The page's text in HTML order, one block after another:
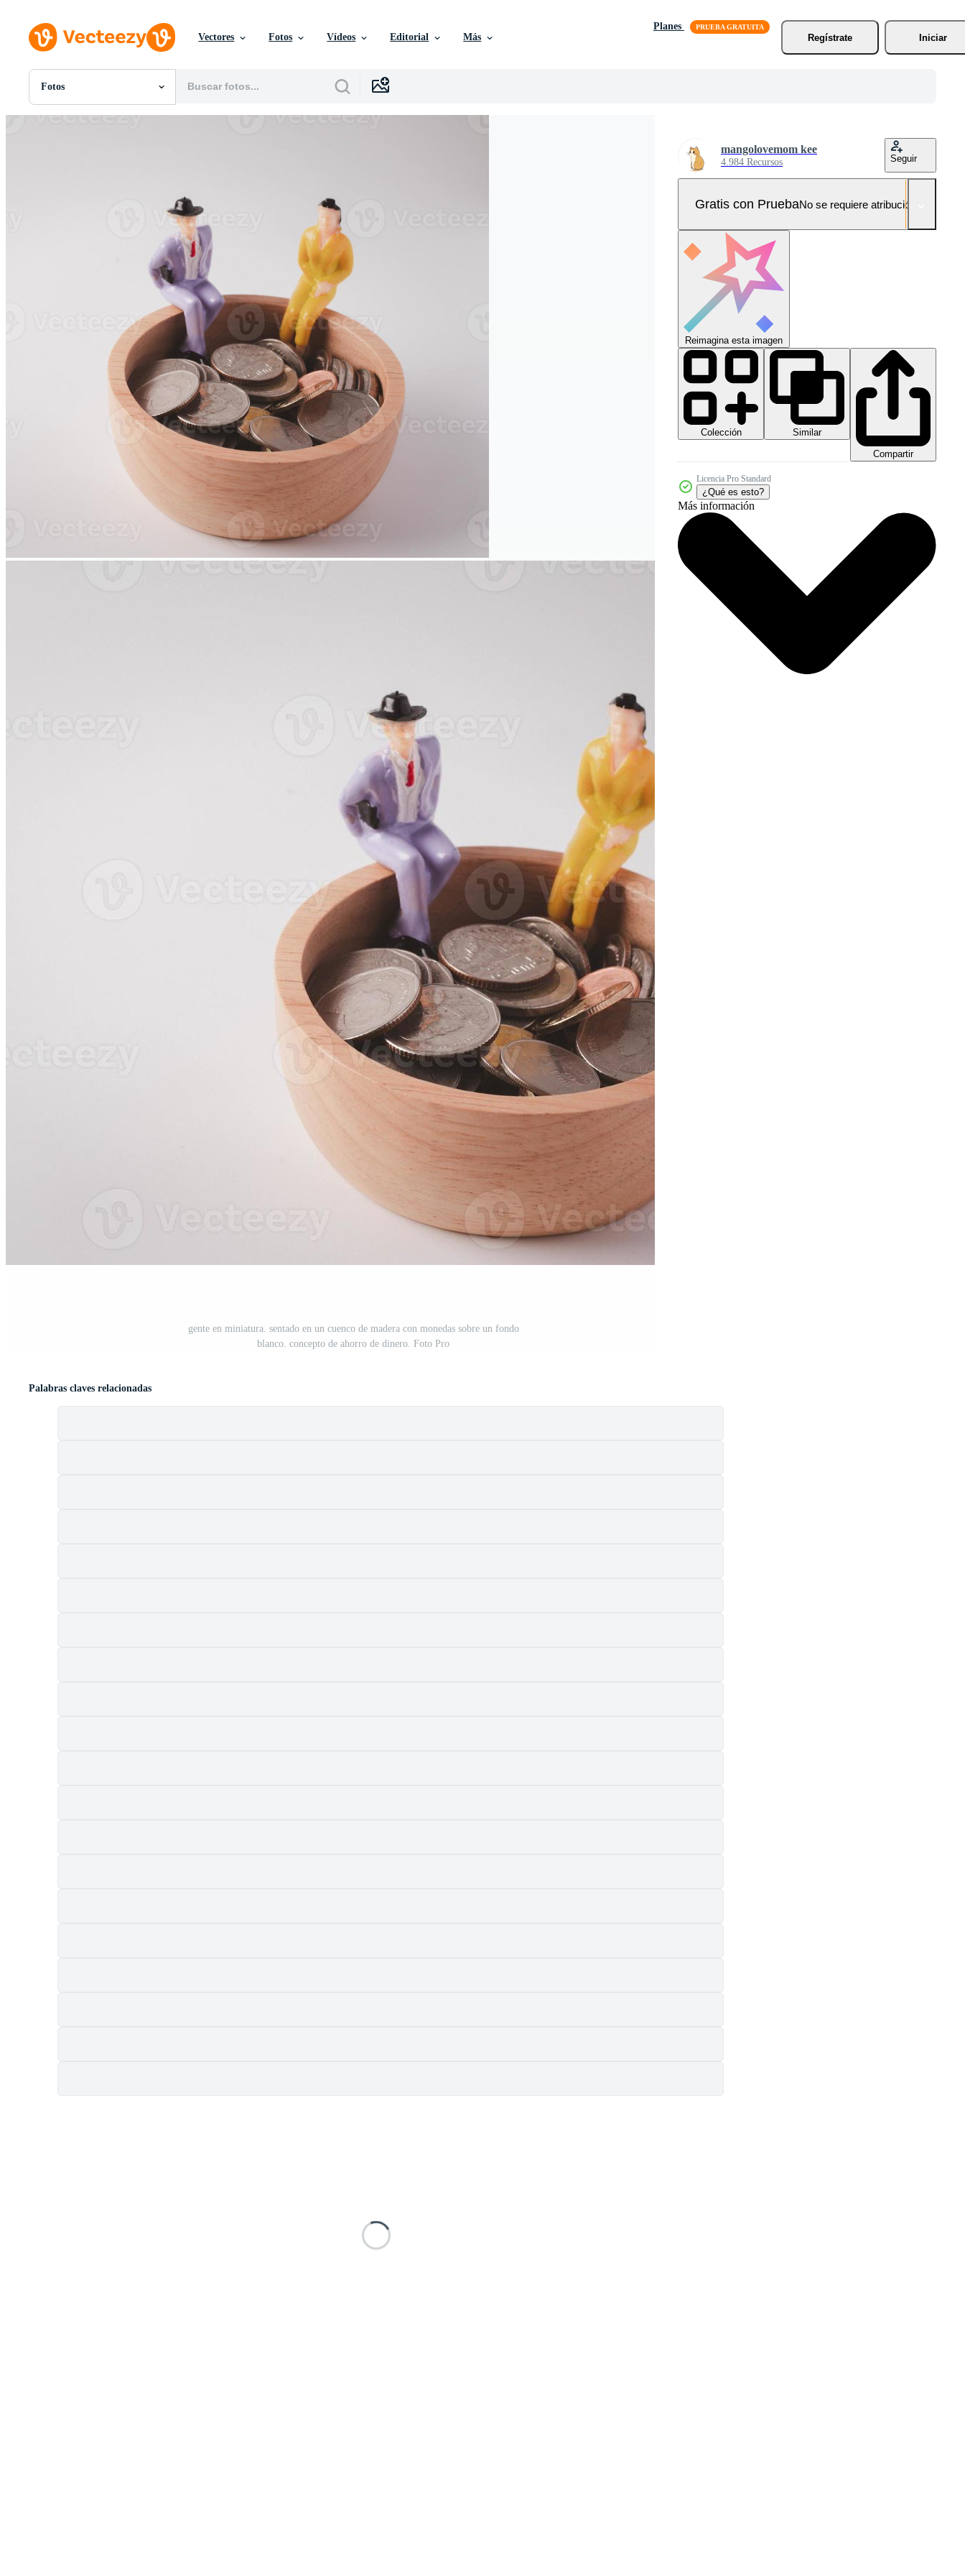
Vectores Fotos Vídeos Editorial Más
Planes
Regístrate
Iniciar
Fotos
Todas Imágenes
gente en miniatura. sentado en un cuenco de madera con monedas sobre un fondo
blanco. concepto de ahorro de dinero. Foto Pro
mangolovemom kee
4.984 Recursos Seguir
Gratis con PruebaNo se requiere atribución!
Reimagina esta imagen
Colección
Similar
Compartir
Licencia Pro Standard
¿Qué es esto?
Más información
Palabras claves relacionadas